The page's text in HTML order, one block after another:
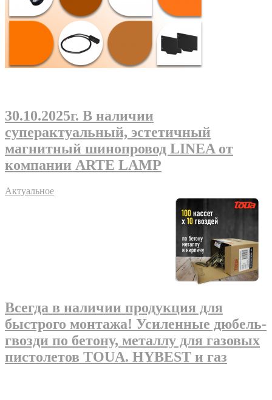
30.10.2025г. В наличии
суперактуальный, эстетичный
магнитный шинопровод LINEA от
компании ARTE LAMP
Актуальное
Всегда в наличии продукция для
быстрого монтажа! Усиленные дюбель-
гвозди по бетону, металлу для газовых
пистолетов TOUA. HYBEST и газ